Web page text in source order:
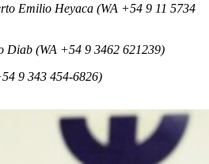
Emilio Heyaca (WA +54 9 11 5734
Diab (WA +54 9 3462 621239)
9 343 454-6826)